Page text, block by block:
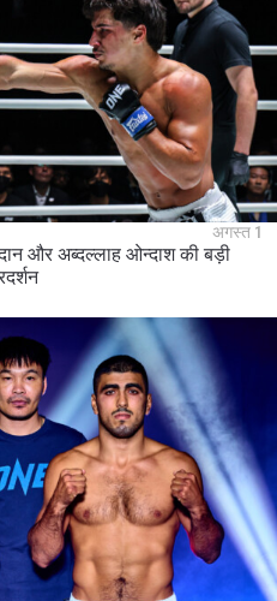
अगस्त 1
और अब्दल्लाह ओन्दाश की बड़ी